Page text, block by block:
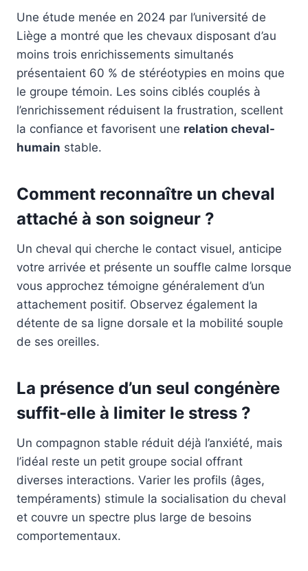
Une étude menée en 2024 par l’université de
Liège a montré que les chevaux disposant d’au
moins trois enrichissements simultanés
présentaient 60 % de stéréotypies en moins que
le groupe témoin. Les soins ciblés couplés à
l’enrichissement réduisent la frustration, scellent
la confiance et favorisent une relation cheval-
humain stable.
Comment reconnaître un cheval
attaché à son soigneur ?
Un cheval qui cherche le contact visuel, anticipe
votre arrivée et présente un souffle calme lorsque
vous approchez témoigne généralement d’un
attachement positif. Observez également la
détente de sa ligne dorsale et la mobilité souple
de ses oreilles.
La présence d’un seul congénère
suffit-elle à limiter le stress ?
Un compagnon stable réduit déjà l’anxiété, mais
l’idéal reste un petit groupe social offrant
diverses interactions. Varier les profils (âges,
tempéraments) stimule la socialisation du cheval
et couvre un spectre plus large de besoins
comportementaux.